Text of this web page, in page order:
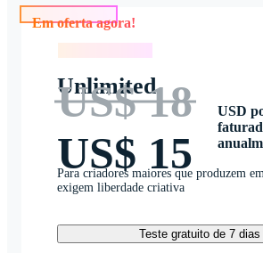
Unlimited
US$ 18
US$ 15
USD
Para criadores maiores que produzem
exigem liberdade criativa
Teste gratuito de 7 dias